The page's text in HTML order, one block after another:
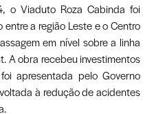
o Viaduto Roza Cabinda foi
a região Leste e o Centro
em nível sobre a linha
A obra recebeu investimentos
apresentada pelo Governo
à redução de acidentes